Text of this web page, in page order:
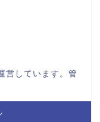
営しています。管